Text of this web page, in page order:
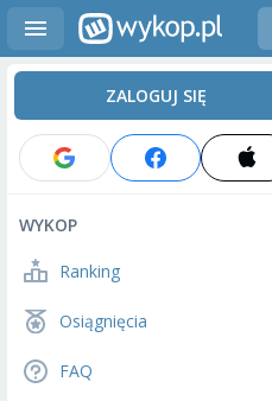
ZALOGUJ SIĘ
WYKOP
Ranking
Osiągnięcia
FAQ